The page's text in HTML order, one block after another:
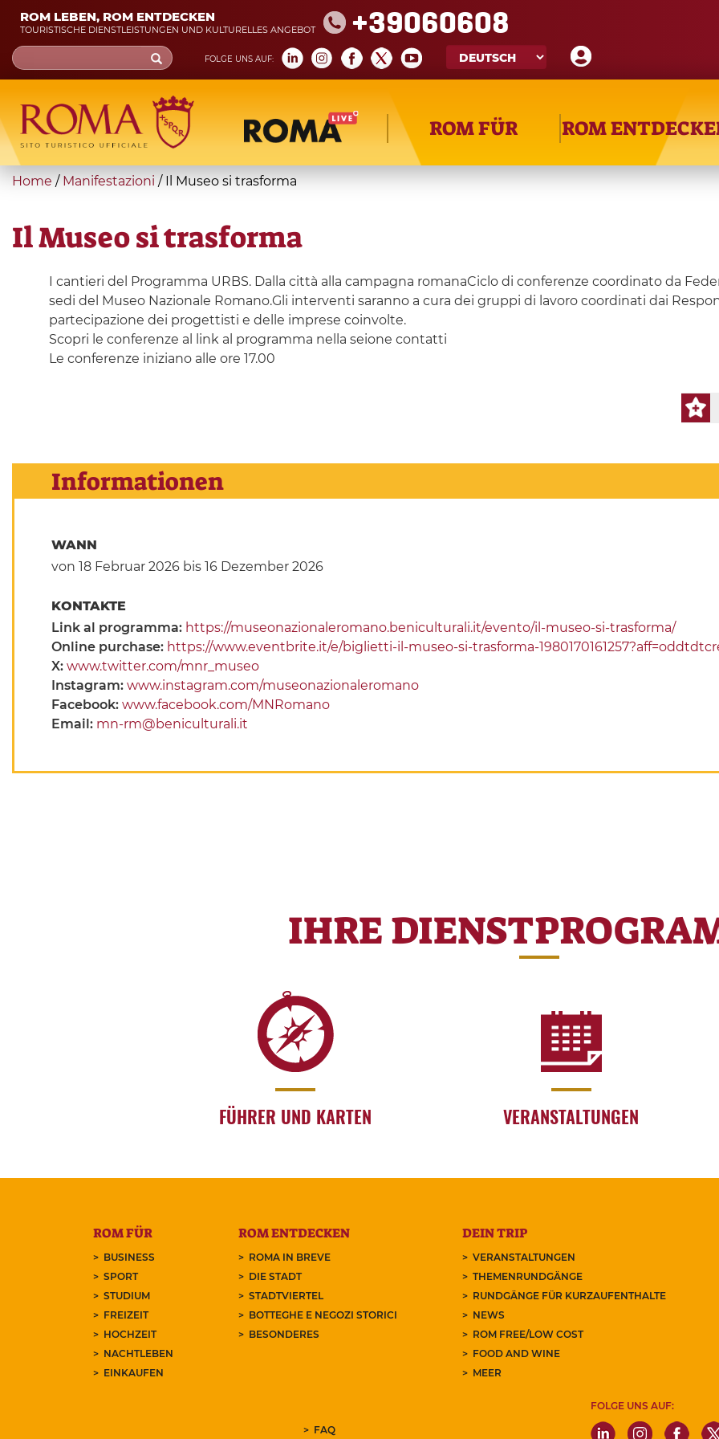
Skip
main
content
ROM LEBEN, ROM ENTDECKEN
TOURISTISCHE DIENSTLEISTUNGEN UND KULTURELLES ANGEBOT +39060608
FOLGE UNS AUF:
Search
form
Suche
ROM FÜR ROM
You
here
Home / Manifestazioni / Il Museo si trasforma
Il Museo si trasforma
I cantieri del Programma URBS. Dalla città alla campagna romanaCiclo di conferenze coordinato da
sedi del Museo Nazionale Romano.Gli interventi saranno a cura dei gruppi di lavoro coordinati dai
partecipazione dei progettisti e delle imprese coinvolte.
Scopri le conferenze al link al programma nella seione contatti
Le conferenze iniziano alle ore 17.00
Informationen
WANN
von 18 Februar 2026bis 16 Dezember 2026
KONTAKTE
Link al programma: https://museonazionaleromano.beniculturali.it/evento/il-museo-si-trasforma/
Online purchase: https://www.eventbrite.it/e/biglietti-il-museo-si-trasforma-
X: www.twitter.com/mnr_museo
Instagram: www.instagram.com/museonazionaleromano
Facebook: www.facebook.com/MNRomano
Email: mn-rm@beniculturali.it
IHRE
FÜHRER UND KARTEN VERANSTALTUNGEN
ROM FÜR
BUSINESS
SPORT
STUDIUM
FREIZEIT
HOCHZEIT
NACHTLEBEN
EINKAUFEN
ROM ENTDECKEN
ROMA IN BREVE
DIE STADT
STADTVIERTEL
BOTTEGHE E NEGOZI STORICI
BESONDERES
DEIN TRIP
VERANSTALTUNGEN
THEMENRUNDGÄNGE
RUNDGÄNGE FÜR KURZAUFENTHALTE
NEWS
ROM FREE/LOW COST
FOOD AND WINE
MEER
FAQ
FOLGE UNS AUF: